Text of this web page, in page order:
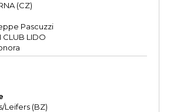
(CZ)
Pascuzzi
CLUB LIDO
Leifers (BZ)